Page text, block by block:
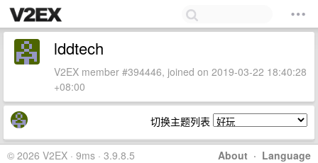
lddtech
V2EX member #394446, joined on 2019-03-22 18:40:28
+08:00
切换主题列表
About · Language
© 2026 V2EX · 9ms · 3.9.8.5